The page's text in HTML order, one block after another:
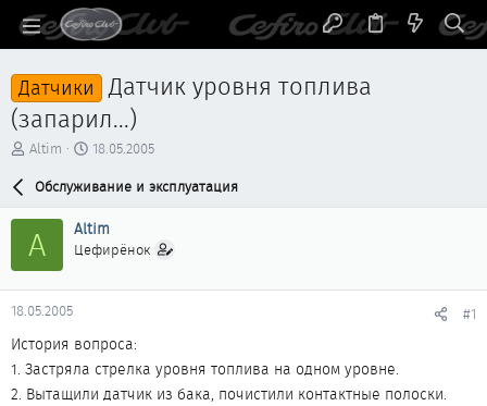
Датчики Датчик уровня топлива
(запарил...)
А
р
т
м
ы
Altim
Д
т
н
а
ч
а
18.05.2005
Обслуживание и эксплуатация
A Altim
Цефирёнок
18.05.2005 #1
История вопроса:
1. Застряла стрелка уровня топлива на одном уровне.
2. Вытащили датчик из бака, почистили контактные полоски.